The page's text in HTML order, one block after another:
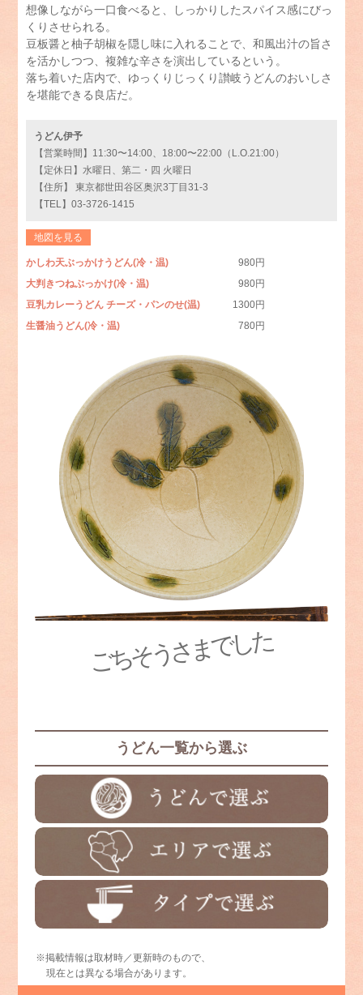
想像しながら一口食べると、しっかりしたスパイス感にびっ
くりさせられる。
豆板醤と柚子胡椒を隠し味に入れることで、和風出汁の旨さ
を活かしつつ、複雑な辛さを演出しているという。
落ち着いた店内で、ゆっくりじっくり讃岐うどんのおいしさ
を堪能できる良店だ。
うどん伊予
【営業時間】11:30〜14:00、18:00〜22:00（L.O.21:00）
【定休日】水曜日、第二・四 火曜日
【住所】 東京都世田谷区奥沢3丁目31-3
【TEL】03-3726-1415
地図を見る
かしわ天ぶっかけうどん(冷・温)
980円
大判きつねぶっかけ(冷・温)
980円
豆乳カレーうどん チーズ・パンのせ(温)
1300円
生醤油うどん(冷・温)
780円
ごちそうさまでした
※掲載情報は取材時／更新時のもので、
現在とは異なる場合があります。
うどん一覧から選ぶ